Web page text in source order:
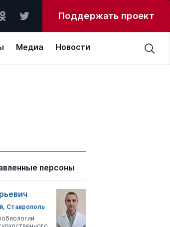
Поддержать проект
Медиа Новости
персоны
Ставрополь